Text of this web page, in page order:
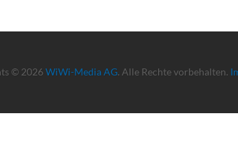
© 2026 WiWi-Media AG. Alle Rechte vorbehalten.